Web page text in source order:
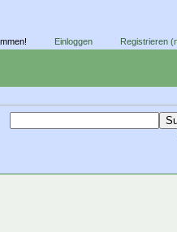
Einloggen Registrieren